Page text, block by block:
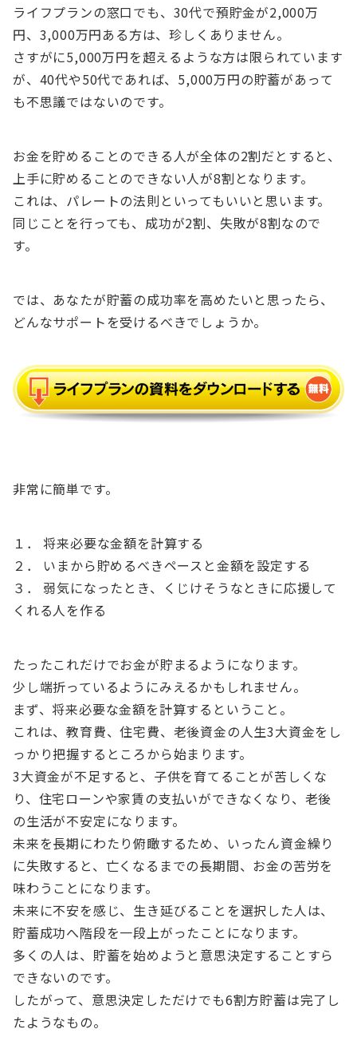
ライフプランの窓口でも、30代で預貯金が2,000万
円、3,000万円ある方は、珍しくありません。
さすがに5,000万円を超えるような方は限られています
が、40代や50代であれば、5,000万円の貯蓄があって
も不思議ではないのです。
お金を貯めることのできる人が全体の2割だとすると、
上手に貯めることのできない人が8割となります。
これは、パレートの法則といってもいいと思います。
同じことを行っても、成功が2割、失敗が8割なので
す。
では、あなたが貯蓄の成功率を高めたいと思ったら、
どんなサポートを受けるべきでしょうか。
非常に簡単です。
１． 将来必要な金額を計算する
２． いまから貯めるべきペースと金額を設定する
３． 弱気になったとき、くじけそうなときに応援して
くれる人を作る
たったこれだけでお金が貯まるようになります。
少し端折っているようにみえるかもしれません。
まず、将来必要な金額を計算するということ。
これは、教育費、住宅費、老後資金の人生3大資金をし
っかり把握するところから始まります。
3大資金が不足すると、子供を育てることが苦しくな
り、住宅ローンや家賃の支払いができなくなり、老後
の生活が不安定になります。
未来を長期にわたり俯瞰するため、いったん資金繰り
に失敗すると、亡くなるまでの長期間、お金の苦労を
味わうことになります。
未来に不安を感じ、生き延びることを選択した人は、
貯蓄成功へ階段を一段上がったことになります。
多くの人は、貯蓄を始めようと意思決定することすら
できないのです。
したがって、意思決定しただけでも6割方貯蓄は完了し
たようなもの。